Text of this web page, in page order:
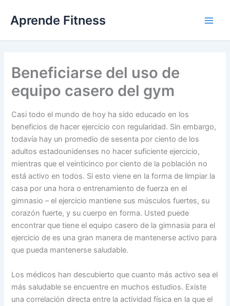
contenido
Aprende Fitness
Beneficiarse del uso de
equipo casero del gym
Casi todo el mundo de hoy ha sido educado en los
beneficios de hacer ejercicio con regularidad. Sin embargo,
todavía hay un promedio de sesenta por ciento de los
adultos estadounidenses no hacer suficiente ejercicio,
mientras que el veinticinco por ciento de la población no
está activo en todos. Si esto viene en la forma de limpiar la
casa por una hora o entrenamiento de fuerza en el
gimnasio – el ejercicio mantiene sus músculos fuertes, su
corazón fuerte, y su cuerpo en forma. Usted puede
encontrar que tiene el equipo casero de la gimnasia para el
ejercicio de es una gran manera de mantenerse activo para
que pueda mantenerse saludable.
Los médicos han descubierto que cuanto más activo sea el
más saludable se encuentre en muchos estudios. Existe
una correlación directa entre la actividad física en la que el